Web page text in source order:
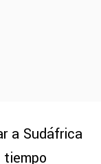
a Sudáfrica